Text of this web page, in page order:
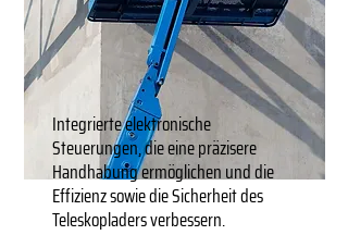
Integrierte elektronische
Steuerungen, die eine präzisere
Handhabung ermöglichen und die
Effizienz sowie die Sicherheit des
Teleskopladers verbessern.